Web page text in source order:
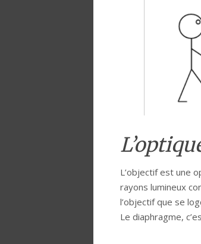
L’objectif est une
rayons lumineux
l’objectif que se
Le diaphragme,